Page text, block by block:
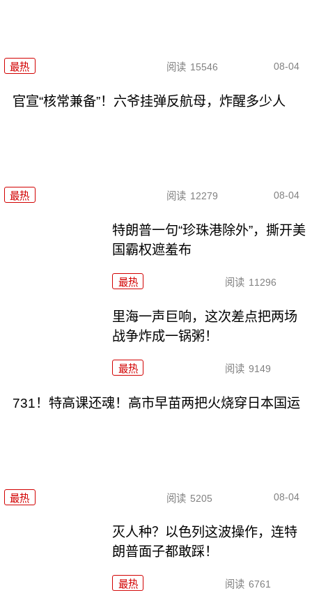
最热 阅读 15546 08-04
官宣“核常兼备”！六爷挂弹反航母，炸醒多少人
最热 阅读 12279 08-04
特朗普一句“珍珠港除外”，撕开美
国霸权遮羞布
最热 阅读 11296
里海一声巨响，这次差点把两场
战争炸成一锅粥！
最热 阅读 9149
731！特高课还魂！高市早苗两把火烧穿日本国运
最热 阅读 5205 08-04
灭人种？以色列这波操作，连特
朗普面子都敢踩！
最热 阅读 6761